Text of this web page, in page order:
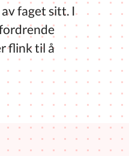
faget sitt. I
flink til å